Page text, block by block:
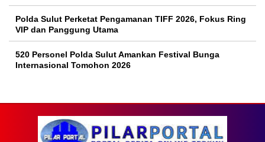
Polda Sulut Perketat Pengamanan TIFF 2026, Fokus Ring
VIP dan Panggung Utama
520 Personel Polda Sulut Amankan Festival Bunga
Internasional Tomohon 2026